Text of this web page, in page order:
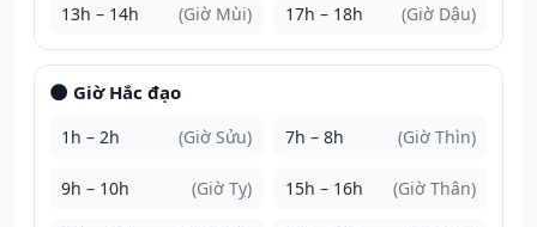
13h – 14h (Giờ Mùi) 17h – 18h (Giờ Dậu)
🌑 Giờ Hắc đạo
1h – 2h (Giờ Sửu) 7h – 8h (Giờ Thìn)
9h – 10h (Giờ Tỵ) 15h – 16h (Giờ Thân)